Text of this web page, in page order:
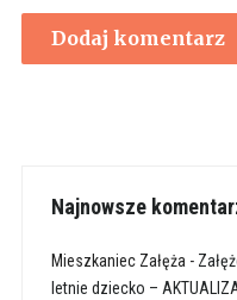
Najnowsze
Mieszkaniec Załęża -
letnie dziecko –